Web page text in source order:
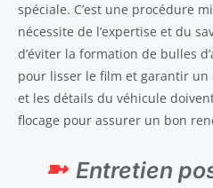
spéciale. C’est une procédure
nécessite de l’expertise et du
d’éviter la formation de bulles
pour lisser le film et garantir un
et les détails du véhicule
flocage pour assurer un bon
Entretien